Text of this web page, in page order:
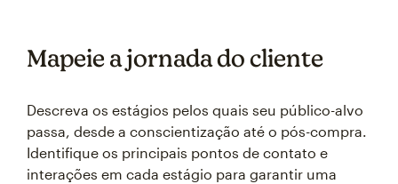
Mapeie a jornada do cliente
Descreva os estágios pelos quais seu público-alvo
passa, desde a conscientização até o pós-compra.
Identifique os principais pontos de contato e
interações em cada estágio para garantir uma